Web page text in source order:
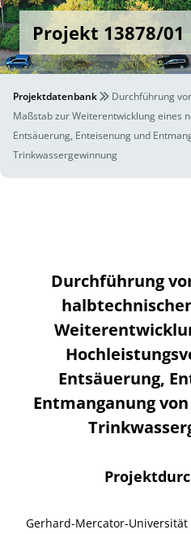
Projekt 13878/01
Projektdatenbank
Durchführung
Maßstab zur Weiterentwicklung eines
Entsäuerung, Enteisenung und
Trinkwassergewinnung
Durchführung
Entsäuerung,
Entmanganung
Gerhard-Mercator-Universität